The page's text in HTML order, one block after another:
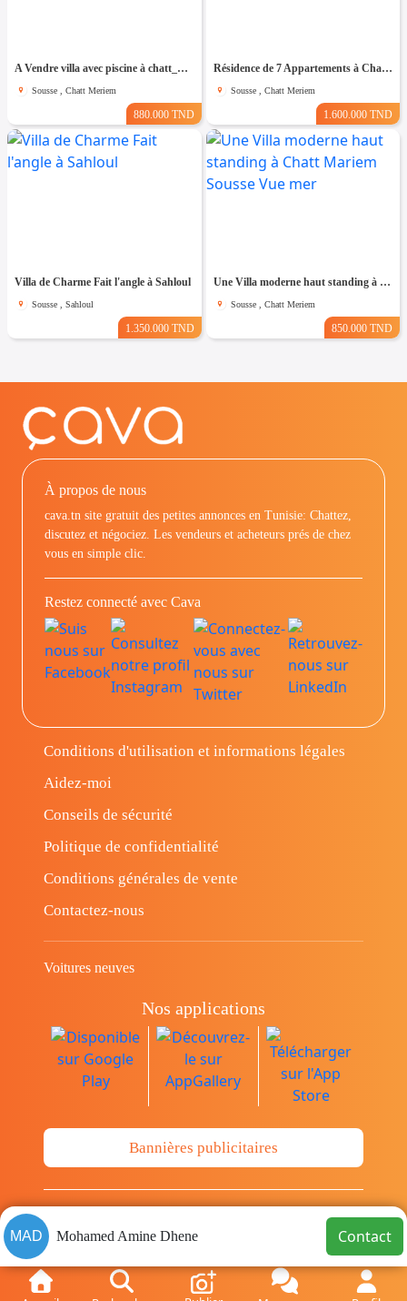
A Vendre villa avec piscine à chatt_mariem pré résidence Costa
Sousse , Chatt Meriem
880.000 TND
Résidence de 7 Appartements à Chatt Mariem prés de la Mer
Sousse , Chatt Meriem
1.600.000 TND
Villa de Charme Fait l'angle à Sahloul
Sousse , Sahloul
1.350.000 TND
Une Villa moderne haut standing à Chatt Mariem Sousse Vue mer
Sousse , Chatt Meriem
850.000 TND
MAD Mohamed Amine Dhene Contact
À propos de nous
cava.tn site gratuit des petites annonces en Tunisie: Chattez,
discutez et négociez. Les vendeurs et acheteurs prés de chez
vous en simple clic.
Restez connecté avec Cava
Conditions d'utilisation et informations légales
Aidez-moi
Conseils de sécurité
Politique de confidentialité
Conditions générales de vente
Contactez-nous
Voitures neuves
Nos applications
Bannières publicitaires
© Copyright 2014-2026 Cava.tn Limited Tous
les droits sont réservés.